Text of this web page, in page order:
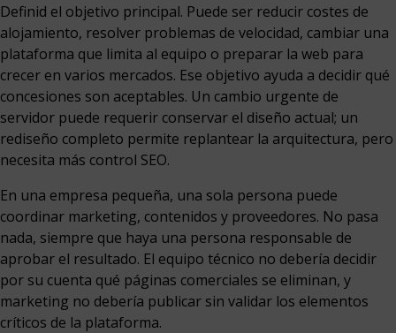
Definid el objetivo principal. Puede ser reducir costes de
alojamiento, resolver problemas de velocidad, cambiar una
plataforma que limita al equipo o preparar la web para
crecer en varios mercados. Ese objetivo ayuda a decidir qué
concesiones son aceptables. Un cambio urgente de
servidor puede requerir conservar el diseño actual; un
rediseño completo permite replantear la arquitectura, pero
necesita más control SEO.
En una empresa pequeña, una sola persona puede
coordinar marketing, contenidos y proveedores. No pasa
nada, siempre que haya una persona responsable de
aprobar el resultado. El equipo técnico no debería decidir
por su cuenta qué páginas comerciales se eliminan, y
marketing no debería publicar sin validar los elementos
críticos de la plataforma.